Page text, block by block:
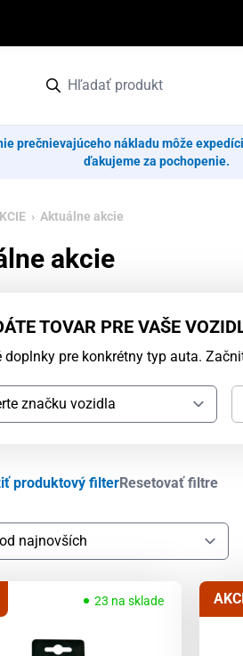
prečnievajúceho nákladu môže
ďakujeme za pochopenie.
› Aktuálne akcie
akcie
TOVAR PRE VAŠE
doplnky pre konkrétny typ auta.
produktový filterResetovať filtre
23 na sklade